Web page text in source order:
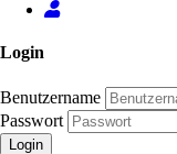
Login
Benutzername
Passwort
Login